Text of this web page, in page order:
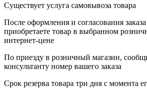
Существует услуга самовывоза товара
После оформления и согласования
приобретаете товар в выбранном
интернет-цене
По приезду в розничный магазин,
консультанту номер вашего заказа
Срок резерва товара три дня с момента